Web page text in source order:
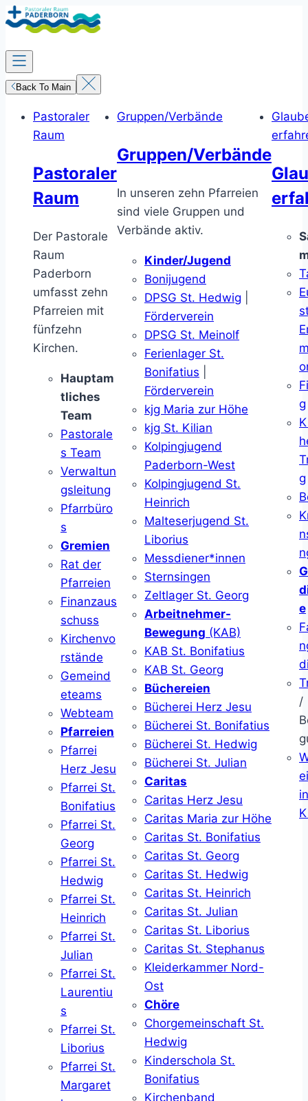
Zum
Inhalt
springen
Back To Main
Pastoraler
Raum
Pastoraler
Raum
Der Pastorale
Raum
Paderborn
umfasst zehn
Pfarreien mit
fünfzehn
Kirchen.
Hauptam
tliches
Team
Pastorale
s Team
Verwaltun
gsleitung
Pfarrbüro
s
Gremien
Rat der
Pfarreien
Finanzaus
schuss
Kirchenvo
rstände
Gemeind
eteams
Webteam
Pfarreien
Pfarrei
Herz Jesu
Pfarrei St.
Bonifatius
Pfarrei St.
Georg
Pfarrei St.
Hedwig
Pfarrei St.
Heinrich
Pfarrei St.
Julian
Pfarrei St.
Laurentiu
s
Pfarrei St.
Liborius
Pfarrei St.
Margaret
Gruppen/Verbände
Gruppen/Verbände
In unseren zehn Pfarreien
sind viele Gruppen und
Verbände aktiv.
Kinder/Jugend
Bonijugend
DPSG St. Hedwig
Förderverein
DPSG St. Meinolf
Ferienlager St.
Bonifatius
Förderverein
kjg Maria zur Höhe
kjg St. Kilian
Kolpingjugend
Paderborn-West
Kolpingjugend St.
Heinrich
Malteserjugend St.
Liborius
Messdiener*innen
Sternsingen
Zeltlager St. Georg
Arbeitnehmer-
Bewegung (KAB)
KAB St. Bonifatius
KAB St. Georg
Büchereien
Bücherei Herz Jesu
Bücherei St. Bonifatius
Bücherei St. Hedwig
Bücherei St. Julian
Caritas
Caritas Herz Jesu
Caritas Maria zur Höhe
Caritas St. Bonifatius
Caritas St. Georg
Caritas St. Hedwig
Caritas St. Heinrich
Caritas St. Julian
Caritas St. Liborius
Caritas St. Stephanus
Kleiderkammer Nord-
Ost
Chöre
Chorgemeinschaft St.
Hedwig
Kinderschola St.
Bonifatius
Kirchenband
g
g
e
/